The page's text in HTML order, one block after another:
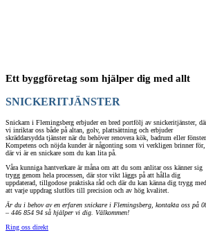
Ett byggföretag som hjälper dig med allt
SNICKERITJÄNSTER
Snickarn i Flemingsberg erbjuder en bred portfölj av snickeritjänster,
vi inriktar oss både på altan, golv, plattsättning och erbjuder
skräddarsydda tjänster när du behöver renovera kök, badrum eller fönster.
Kompetens och nöjda kunder är någonting som vi verkligen brinner för,
där vi är en snickare som du kan lita på.
Våra kunniga hantverkare är måna om att du som anlitar oss känner sig
trygg genom hela processen, där stor vikt läggs på att hålla dig
uppdaterad, tillgodose praktiska råd och där du kan känna dig trygg med
att varje uppdrag slutförs till precision och av hög kvalitet.
Är du i behov av en erfaren snickare i Flemingsberg, kontakta oss på
– 446 854 94 så hjälper vi dig. Välkommen!
Ring oss direkt